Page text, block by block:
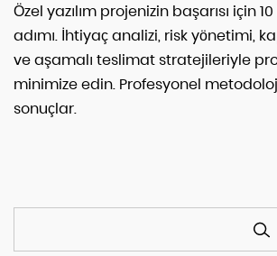
Özel yazılım projenizin başarısı için
adımı. İhtiyaç analizi, risk yönetimi,
ve aşamalı teslimat stratejileriyle
minimize edin. Profesyonel
sonuçlar.